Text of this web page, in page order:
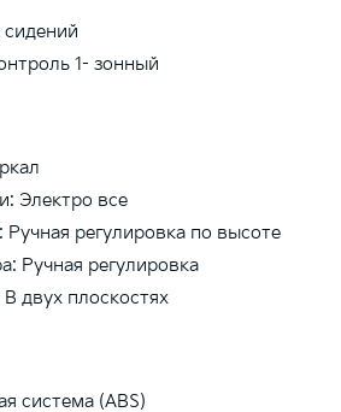
1- зонный
Электро все
регулировка по высоте
Ручная регулировка
двух плоскостях
система (ABS)